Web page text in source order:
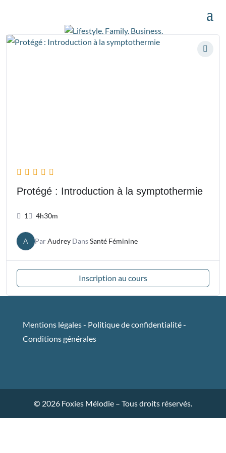
Protégé : Introduction à la symptothermie
1 4h30m
A ParAudrey DansSanté Féminine
Inscription au cours
Mentions légales- Politique de confidentialité-
Conditions générales
© 2026 Foxies Mélodie – Tous droits réservés.